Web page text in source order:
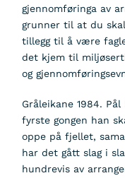
gjennomføringa av
grunner til at du
tillegg til å være
det kjem til
og
Gråleikane 1984.
fyrste gongen han
oppe på fjellet,
har det gått slag i
hundrevis av